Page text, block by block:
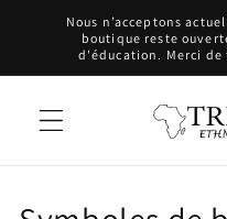
passer
contenu
Nous n’acceptons
boutique reste
d'éducation. Merci de